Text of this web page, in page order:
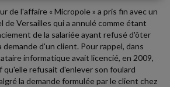
de l'affaire « Micropole » a pris fin avec un
de Versailles qui a annulé comme étant
de la salariée ayant refusé d'ôter
demande d'un client. Pour rappel, dans
informatique avait licencié, en 2009,
qu'elle refusait d'enlever son foulard
la demande formulée par le client chez